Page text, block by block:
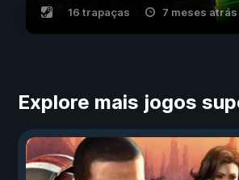
16 trapaças 7 meses atrás
Explore mais jogos